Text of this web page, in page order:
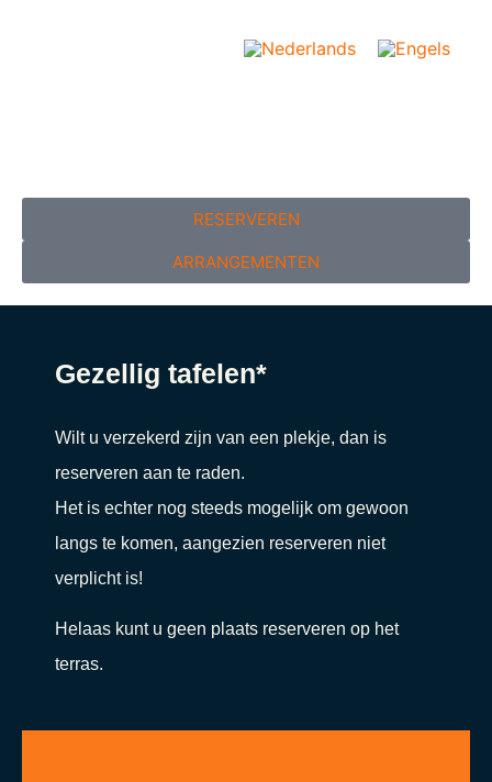
RESERVEREN
ARRANGEMENTEN
Gezellig tafelen*
Wilt u verzekerd zijn van een plekje, dan is
reserveren aan te raden.
Het is echter nog steeds mogelijk om gewoon
langs te komen, aangezien reserveren niet
verplicht is!
Helaas kunt u geen plaats reserveren op het
terras.